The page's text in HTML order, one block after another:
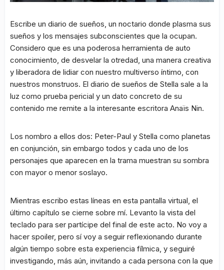
Escribe un diario de sueños, un noctario donde plasma sus
sueños y los mensajes subconscientes que la ocupan.
Considero que es una poderosa herramienta de auto
conocimiento, de desvelar la otredad, una manera creativa
y liberadora de lidiar con nuestro multiverso íntimo, con
nuestros monstruos. El diario de sueños de Stella sale a la
luz como prueba pericial y un dato concreto de su
contenido me remite a la interesante escritora Anaïs Nin.
Los nombro a ellos dos: Peter-Paul y Stella como planetas
en conjunción, sin embargo todos y cada uno de los
personajes que aparecen en la trama muestran su sombra
con mayor o menor soslayo.
Mientras escribo estas líneas en esta pantalla virtual, el
último capítulo se cierne sobre mí. Levanto la vista del
teclado para ser partícipe del final de este acto. No voy a
hacer spoiler, pero sí voy a seguir reflexionando durante
algún tiempo sobre esta experiencia fílmica, y seguiré
investigando, más aún, invitando a cada persona con la que